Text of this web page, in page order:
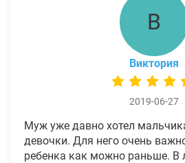
В
Виктория
2019-06-27
Муж уже давно хотел
девочки. Для него очень
ребенка как можно раньше. В